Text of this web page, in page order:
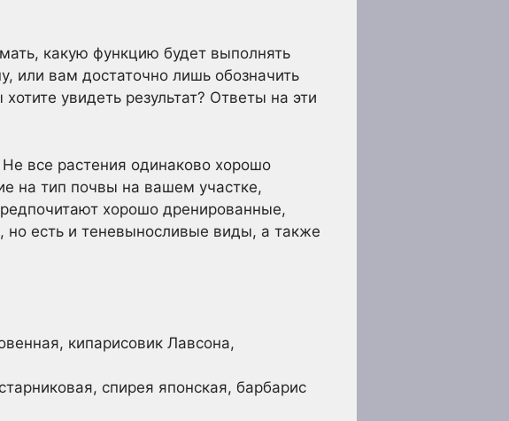
какую функцию будет выполнять
или вам достаточно лишь обозначить
увидеть результат? Ответы на эти
все растения одинаково хорошо
на тип почвы на вашем участке,
хорошо дренированные,
но есть и теневыносливые виды, а также
кипарисовик Лавсона,
спирея японская, барбарис